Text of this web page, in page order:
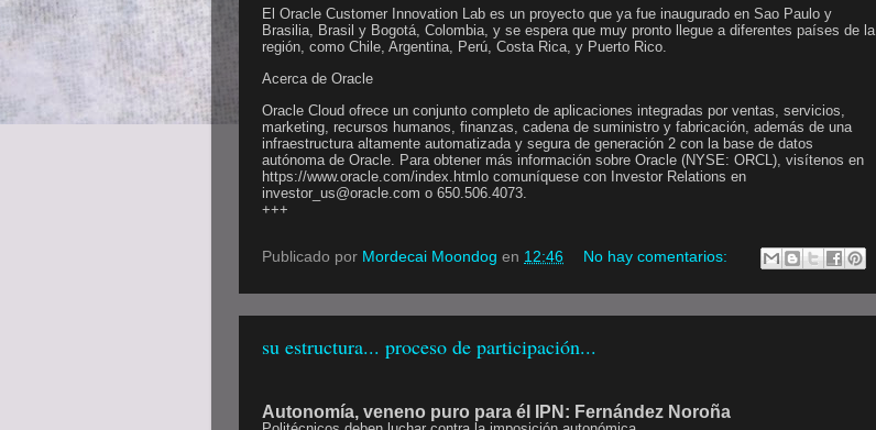
El Oracle Customer Innovation Lab es un proyecto que ya fue inaugurado en Sao Paulo y
Brasilia, Brasil y Bogotá, Colombia, y se espera que muy pronto llegue a diferentes países de la
región, como Chile, Argentina, Perú, Costa Rica, y Puerto Rico.
Acerca de Oracle
Oracle Cloud ofrece un conjunto completo de aplicaciones integradas por ventas, servicios,
marketing, recursos humanos, finanzas, cadena de suministro y fabricación, además de una
infraestructura altamente automatizada y segura de generación 2 con la base de datos
autónoma de Oracle. Para obtener más información sobre Oracle (NYSE: ORCL), visítenos en
https://www.oracle.com/index.htmlo comuníquese con Investor Relations en
investor_us@oracle.com o 650.506.4073.
+++
Publicado por Mordecai Moondog en 12:46 No hay comentarios:
su estructura... proceso de participación...
Autonomía, veneno puro para él IPN: Fernández Noroña